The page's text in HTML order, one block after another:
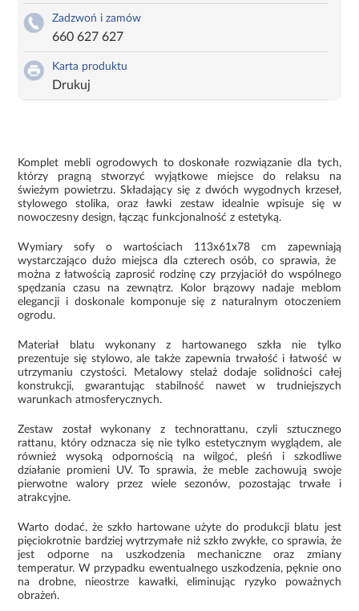
Zadzwoń i zamów
660 627 627
Karta produktu
Drukuj
Komplet mebli ogrodowych to doskonałe rozwiązanie dla tych,
którzy pragną stworzyć wyjątkowe miejsce do relaksu na
świeżym powietrzu. Składający się z dwóch wygodnych krzeseł,
stylowego stolika, oraz ławki zestaw idealnie wpisuje się w
nowoczesny design, łącząc funkcjonalność z estetyką.
Wymiary sofy o wartościach 113x61x78 cm zapewniają
wystarczająco dużo miejsca dla czterech osób, co sprawia, że ​​
można z łatwością zaprosić rodzinę czy przyjaciół do wspólnego
spędzania czasu na zewnątrz. Kolor brązowy nadaje meblom
elegancji i doskonale komponuje się z naturalnym otoczeniem
ogrodu.
Materiał blatu wykonany z hartowanego szkła nie tylko
prezentuje się stylowo, ale także zapewnia trwałość i łatwość w
utrzymaniu czystości. Metalowy stelaż dodaje solidności całej
konstrukcji, gwarantując stabilność nawet w trudniejszych
warunkach atmosferycznych.
Zestaw został wykonany z technorattanu, czyli sztucznego
rattanu, który odznacza się nie tylko estetycznym wyglądem, ale
również wysoką odpornością na wilgoć, pleśń i szkodliwe
działanie promieni UV. To sprawia, że meble zachowują swoje
pierwotne walory przez wiele sezonów, pozostając trwałe i
atrakcyjne.
Warto dodać, że szkło hartowane użyte do produkcji blatu jest
pięciokrotnie bardziej wytrzymałe niż szkło zwykłe, co sprawia, że
jest odporne na uszkodzenia mechaniczne oraz zmiany
temperatur. W przypadku ewentualnego uszkodzenia, pęknie ono
na drobne, nieostrze kawałki, eliminując ryzyko poważnych
obrażeń.